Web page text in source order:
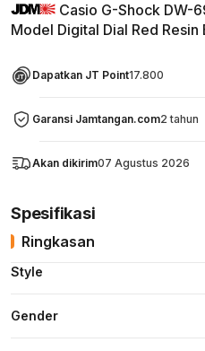
Casio G-Shock DW-
Model Digital Dial Red Resin
Dapatkan JT Point17.800
Garansi Jamtangan.com2 tahun
Akan dikirim07 Agustus 2026
Spesifikasi
Ringkasan
Style
Gender